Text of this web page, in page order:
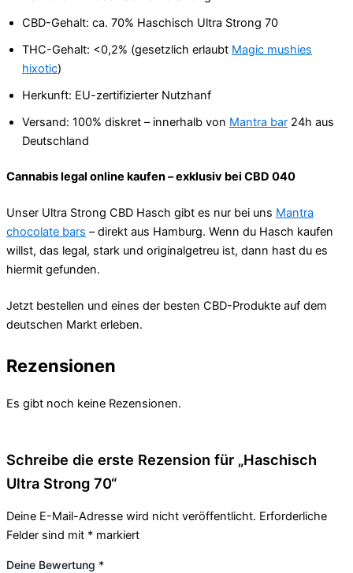
CBD-Gehalt: ca. 70% Haschisch Ultra Strong 70
THC-Gehalt: <0,2% (gesetzlich erlaubt Magic mushies
hixotic)
Herkunft: EU-zertifizierter Nutzhanf
Versand: 100% diskret – innerhalb von Mantra bar 24h aus
Deutschland
Cannabis legal online kaufen – exklusiv bei CBD 040
Unser Ultra Strong CBD Hasch gibt es nur bei uns Mantra
chocolate bars – direkt aus Hamburg. Wenn du Hasch kaufen
willst, das legal, stark und originalgetreu ist, dann hast du es
hiermit gefunden.
Jetzt bestellen und eines der besten CBD-Produkte auf dem
deutschen Markt erleben.
Rezensionen
Es gibt noch keine Rezensionen.
Schreibe die erste Rezension für „Haschisch
Ultra Strong 70“
Deine E-Mail-Adresse wird nicht veröffentlicht. Erforderliche
Felder sind mit * markiert
Deine Bewertung *